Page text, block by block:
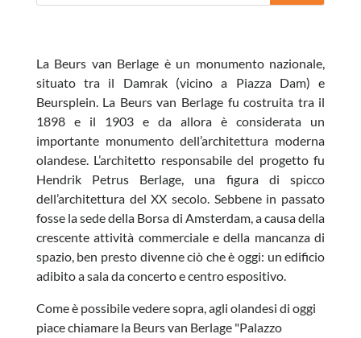
La Beurs van Berlage è un monumento nazionale,
situato tra il Damrak (vicino a Piazza Dam) e
Beursplein. La Beurs van Berlage fu costruita tra il
1898 e il 1903 e da allora è considerata un
importante monumento dell’architettura moderna
olandese. L’architetto responsabile del progetto fu
Hendrik Petrus Berlage, una figura di spicco
dell’architettura del XX secolo. Sebbene in passato
fosse la sede della Borsa di Amsterdam, a causa della
crescente attività commerciale e della mancanza di
spazio, ben presto divenne ciò che è oggi: un edificio
adibito a sala da concerto e centro espositivo.
Come è possibile vedere sopra, agli olandesi di oggi
piace chiamare la Beurs van Berlage "Palazzo